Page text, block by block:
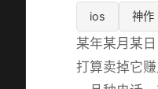
ios 神作
某年某月某
打算卖掉它